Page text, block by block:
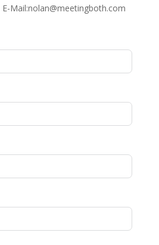
E-Mail:nolan@meetingboth.com